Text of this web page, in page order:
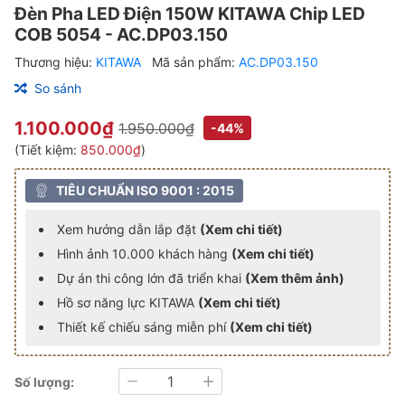
Đèn Pha LED Điện 150W KITAWA Chip LED
COB 5054 - AC.DP03.150
Thương hiệu: KITAWA Mã sản phẩm: AC.DP03.150
So sánh
1.100.000₫ 1.950.000₫
-44%
(Tiết kiệm: 850.000₫)
TIÊU CHUẨN ISO 9001 : 2015
Xem hướng dẫn lắp đặt (Xem chi tiết)
Hình ảnh 10.000 khách hàng (Xem chi tiết)
Dự án thi công lớn đã triển khai (Xem thêm ảnh)
Hồ sơ năng lực KITAWA (Xem chi tiết)
Thiết kế chiếu sáng miễn phí (Xem chi tiết)
Số lượng:
Giảm Tăng